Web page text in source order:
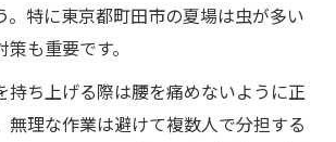
。特に東京都町田市の夏場は虫が多い
も重要です。
持ち上げる際は腰を痛めないように正
無理な作業は避けて複数人で分担する